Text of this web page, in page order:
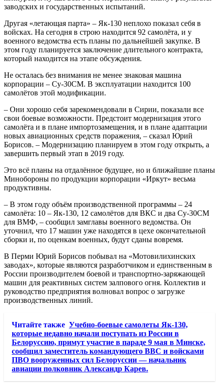
заводских и государственных испытаний.
Другая «летающая парта» – Як-130 неплохо показал себя в
войсках. На сегодня в строю находится 92 самолёта, и у
военного ведомства есть планы по дальнейшей закупке. В
этом году планируется заключение длительного контракта,
который находится на этапе обсуждения.
Не осталась без внимания не менее знаковая машина
корпорации – Су-30СМ. В эксплуатации находится 100
самолётов этой модификации.
– Они хорошо себя зарекомендовали в Сирии, показали все
свои боевые возможности. Предстоит модернизация этого
самолёта и в плане импортозамещения, и в плане адаптации
новых авиационных средств поражения, – сказал Юрий
Борисов. – Модернизацию планируем в этом году открыть, а
завершить первый этап в 2019 году.
Это всё планы на отдалённое будущее, но и ближайшие планы
Минобороны по продукции корпорации «Иркут» весьма
продуктивны.
– В этом году объём производственной программы – 24
самолёта: 10 – Як-130, 12 самолётов для ВКС и два Су-30СМ
для ВМФ, – сообщил замглавы военного ведомства. Он
уточнил, что 17 машин уже находятся в цехе окончательной
сборки и, по оценкам военных, будут сданы вовремя.
В Перми Юрий Борисов побывал на «Мотовилихинских
заводах», которые являются разработчиком и единственным в
России производителем боевой и транспортно-заряжающей
машин для реактивных систем залпового огня. Коллектив и
руководство предприятия волновал вопрос о загрузке
производственных линий.
Читайте также Учебно-боевые самолеты Як-130,
которые недавно начали поступать из России в
Белоруссию, примут участие в параде 9 мая в Минске,
сообщил заместитель командующего ВВС и войсками
ПВО вооруженных сил Белоруссии — начальник
авиации полковник Александр Карев.